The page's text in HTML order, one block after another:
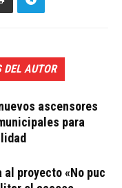
DEL AUTOR
ascensores
para
proyecto «No puc